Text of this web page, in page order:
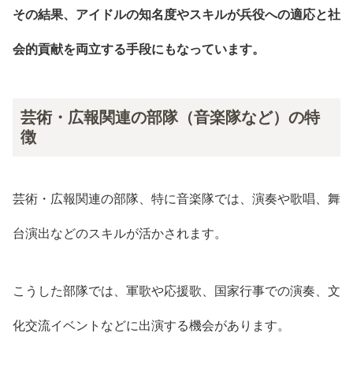
その結果、アイドルの知名度やスキルが兵役への適応と社
会的貢献を両立する手段にもなっています。
芸術・広報関連の部隊（音楽隊など）の特
徴
芸術・広報関連の部隊、特に音楽隊では、演奏や歌唱、舞
台演出などのスキルが活かされます。
こうした部隊では、軍歌や応援歌、国家行事での演奏、文
化交流イベントなどに出演する機会があります。